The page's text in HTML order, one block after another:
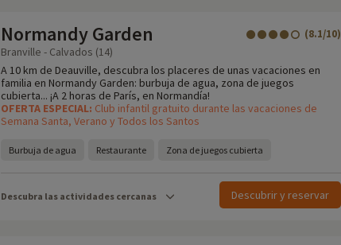
Normandy Garden (8.1/10)
Branville - Calvados (14)
A 10 km de Deauville, descubra los placeres de unas vacaciones en
familia en Normandy Garden: burbuja de agua, zona de juegos
cubierta... ¡A 2 horas de París, en Normandía!
OFERTA ESPECIAL: Club infantil gratuito durante las vacaciones de
Semana Santa, Verano y Todos los Santos
Burbuja de agua Restaurante Zona de juegos cubierta
Descubra las actividades cercanas Descubrir y reservar